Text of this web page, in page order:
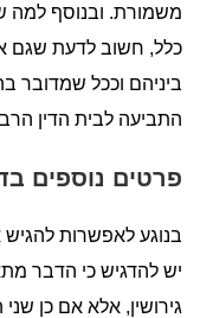
משמורת. ובנוסף למה
כלל, חשוב לדעת שגם
ביניהם וככל שמדובר
התביעה לבית הדין
פרטים נוספים
בנוגע לאפשרות
יש להדגיש כי הדבר
גירושין, אלא אם כן